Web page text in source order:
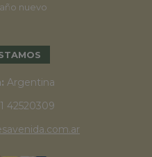
nuevo
Argentina
42520309